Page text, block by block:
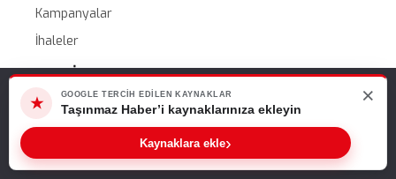
Kampanyalar
İhaleler
SERVİSLER
Canlı Altın Fiyatları
Hava Durumu
Web sitemizde size en iyi deneyimi sunabilmemiz için çerezleri
kullanıyoruz. Bu siteyi kullanmaya devam ederseniz, bunu kabul
ettiğinizi varsayarız.
Tamam
★
GOOGLE TERCIH EDILEN KAYNAKLAR
Taşınmaz Haber’i kaynaklarınıza ekleyin
Kaynaklara ekle›
×